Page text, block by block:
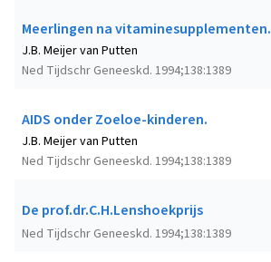
Meerlingen na vitaminesupplementen.
Ned Tijdschr Geneeskd. 1994;138:1389
J.B. Meijer van Putten
AIDS onder Zoeloe-kinderen.
Ned Tijdschr Geneeskd. 1994;138:1389
J.B. Meijer van Putten
De prof.dr.C.H.Lenshoekprijs
Ned Tijdschr Geneeskd. 1994;138:1389